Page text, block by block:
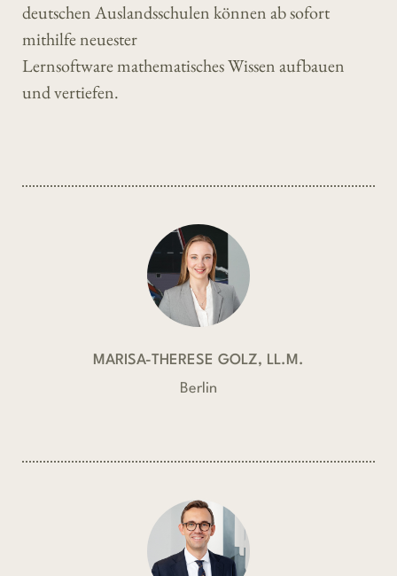
deutschen Auslandsschulen können ab sofort
mithilfe neuester
Lernsoftware mathematisches Wissen aufbauen
und vertiefen.
MARISA-THERESE GOLZ, LL.M.
Berlin